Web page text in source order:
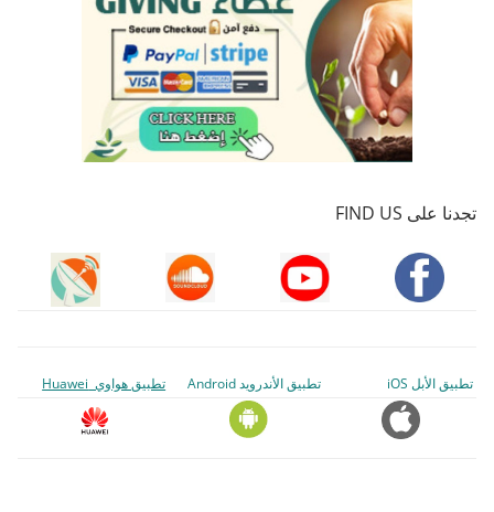
تجدنا على FIND US
تطبيق الأبل iOS تطبيق الأندرويد Android تطبيق هواوي Huawei